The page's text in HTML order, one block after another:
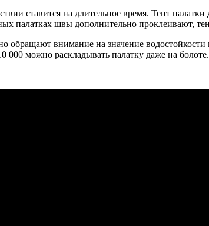
ставится на длительное время. Тент
палатках швы дополнительно проклеивают,
обращают внимание на значение
000 можно раскладывать палатку даже на болоте.